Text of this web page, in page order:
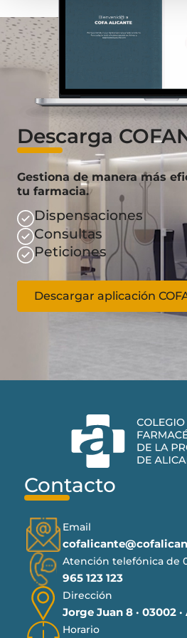
Descarga
Gestiona de manera más
tu farmacia.
Dispensaciones
Consultas
Peticiones
Descargar aplicación
Contacto
Email
Atención telefónica de
965 123 123
Dirección
Jorge Juan 8 · 03002
Horario